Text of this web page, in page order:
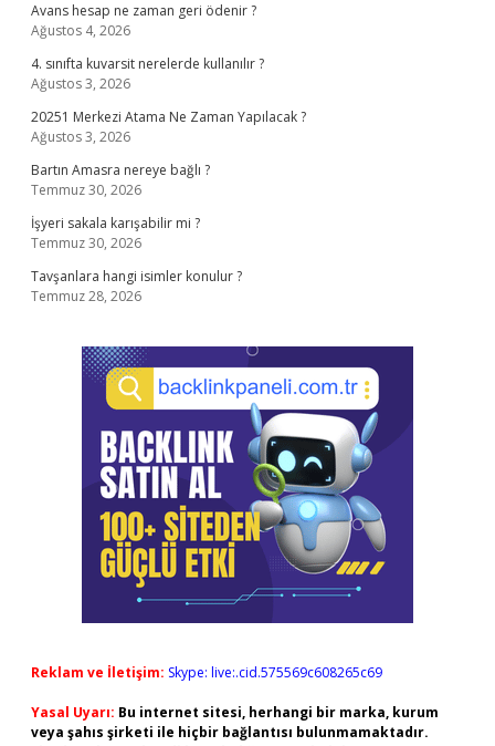
Avans hesap ne zaman geri ödenir ?
Ağustos 4, 2026
4. sınıfta kuvarsit nerelerde kullanılır ?
Ağustos 3, 2026
20251 Merkezi Atama Ne Zaman Yapılacak ?
Ağustos 3, 2026
Bartın Amasra nereye bağlı ?
Temmuz 30, 2026
İşyeri sakala karışabilir mi ?
Temmuz 30, 2026
Tavşanlara hangi isimler konulur ?
Temmuz 28, 2026
Reklam ve İletişim: Skype: live:.cid.575569c608265c69
Yasal Uyarı: Bu internet sitesi, herhangi bir marka, kurum
veya şahıs şirketi ile hiçbir bağlantısı bulunmamaktadır.